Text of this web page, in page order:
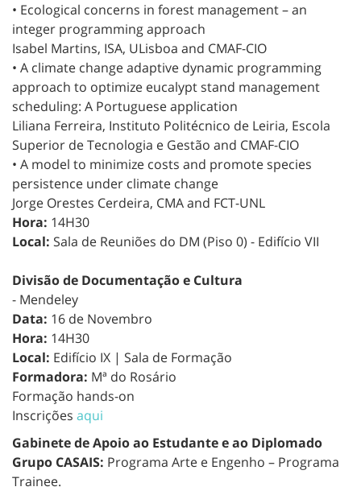
• Ecological concerns in forest management – an
integer programming approach
Isabel Martins, ISA, ULisboa and CMAF-CIO
• A climate change adaptive dynamic programming
approach to optimize eucalypt stand management
scheduling: A Portuguese application
Liliana Ferreira, Instituto Politécnico de Leiria, Escola
Superior de Tecnologia e Gestão and CMAF-CIO
• A model to minimize costs and promote species
persistence under climate change
Jorge Orestes Cerdeira, CMA and FCT-UNL
Hora: 14H30
Local: Sala de Reuniões do DM (Piso 0) - Edifício VII
Divisão de Documentação e Cultura
- Mendeley
Data: 16 de Novembro
Hora: 14H30
Local: Edifício IX | Sala de Formação
Formadora: Mª do Rosário
Formação hands-on
Inscrições aqui
Gabinete de Apoio ao Estudante e ao Diplomado
Grupo CASAIS: Programa Arte e Engenho – Programa
Trainee.